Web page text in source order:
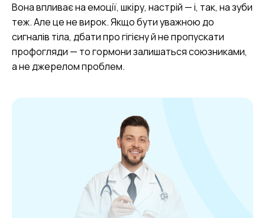
Вона впливає на емоції, шкіру, настрій — і, так, на зуби
теж. Але це не вирок. Якщо бути уважною до
сигналів тіла, дбати про гігієну й не пропускати
профогляди — то гормони залишаться союзниками,
а не джерелом проблем.